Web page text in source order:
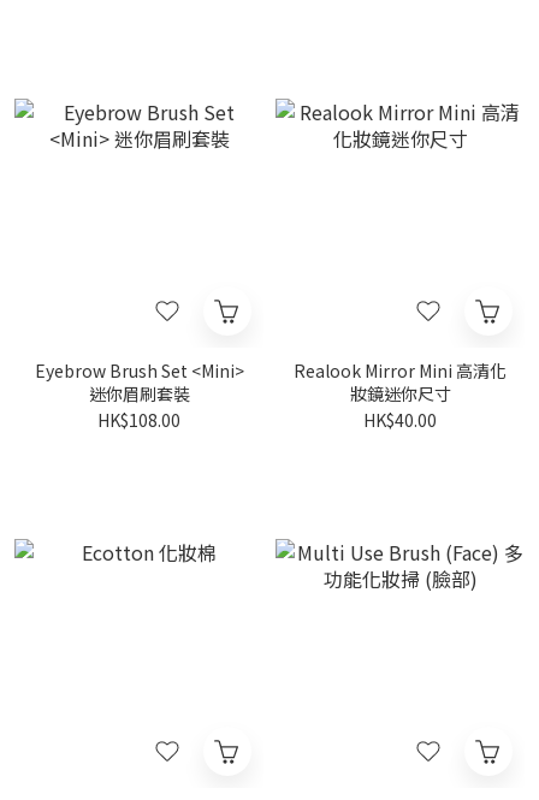
Eyebrow Brush Set <Mini>
迷你眉刷套裝
HK$108.00
Realook Mirror Mini 高清化
妝鏡迷你尺寸
HK$40.00